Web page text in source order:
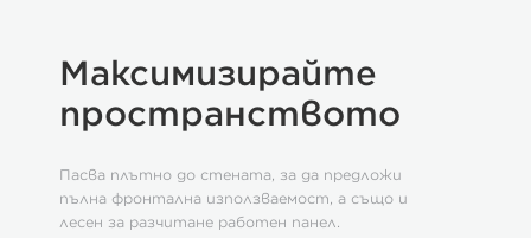
Максимизирайте
пространството
Пасва плътно до стената, за да предложи
пълна фронтална използваемост, а също и
лесен за разчитане работен панел.